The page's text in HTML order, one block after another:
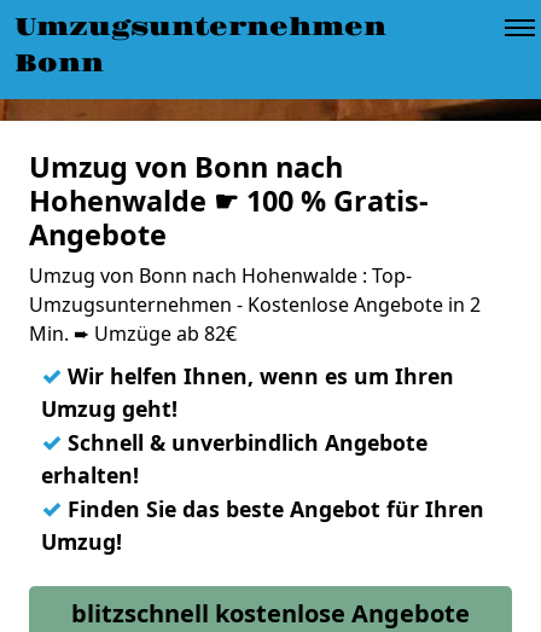
Umzugsunternehmen
Bonn
Umzug von Bonn nach
Hohenwalde ☛ 100 % Gratis-
Angebote
Umzug von Bonn nach Hohenwalde : Top-
Umzugsunternehmen - Kostenlose Angebote in 2
Min. ➨ Umzüge ab 82€
✓ Wir helfen Ihnen, wenn es um Ihren
Umzug geht!
✓ Schnell & unverbindlich Angebote
erhalten!
✓ Finden Sie das beste Angebot für Ihren
Umzug!
blitzschnell kostenlose Angebote